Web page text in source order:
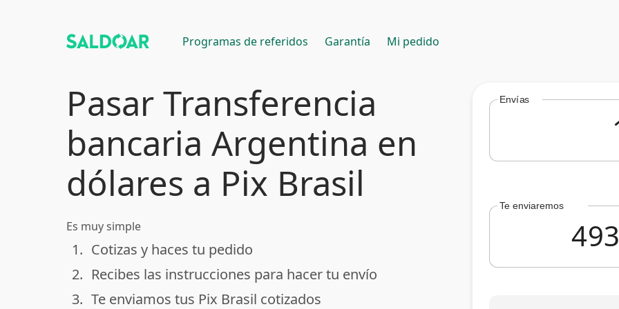
Programas de referidos Garantía Mi pedido
Pasar Transferencia
bancaria Argentina en
dólares a Pix Brasil
Es muy simple
done
1. Cotizas y haces tu pedido
done
2. Recibes las instrucciones para hacer tu envío
done
3. Te enviamos tus Pix Brasil cotizados
Envías
Te enviaremos